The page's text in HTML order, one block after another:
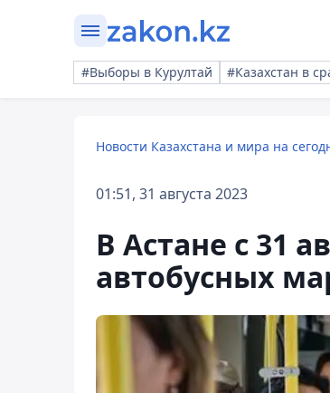
#Выборы в Курултай #Казахстан в
Новости Казахстана и мира на
01:51, 31 августа 2023
В Астане с 31
автобусных